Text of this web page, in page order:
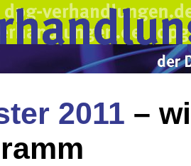
2011 –